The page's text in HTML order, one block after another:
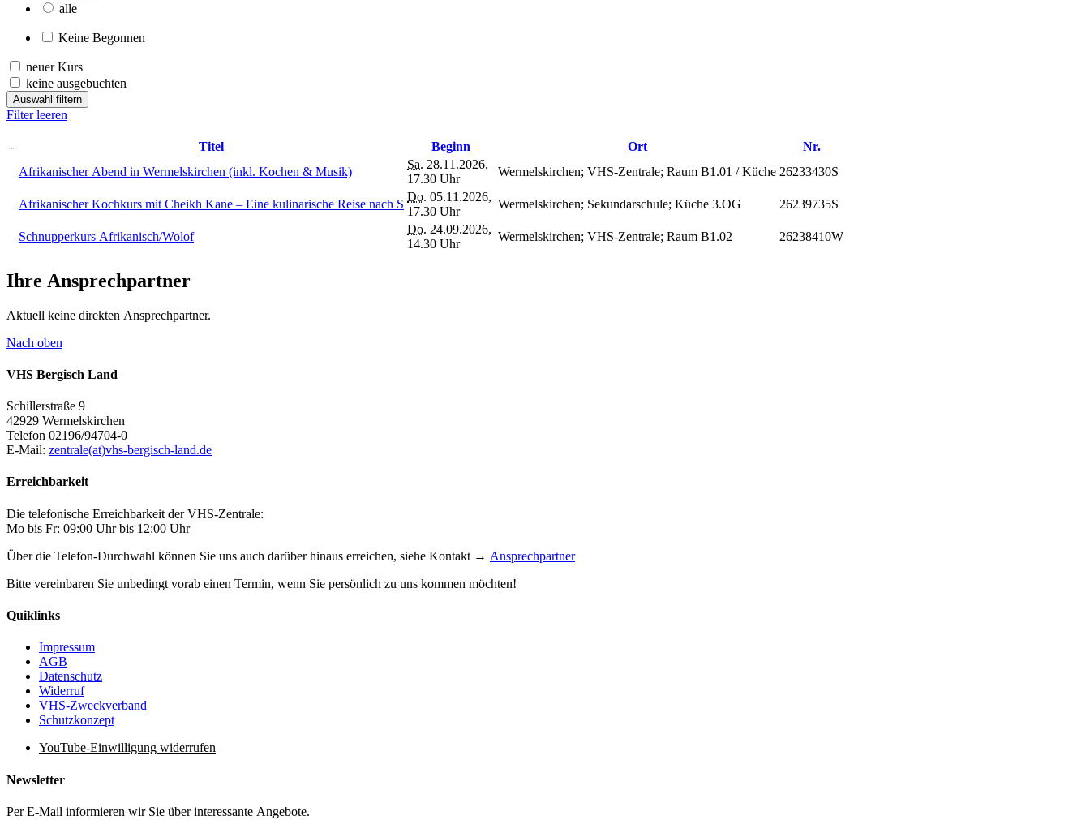
alle
Keine Begonnen
neuer Kurs
keine ausgebuchten
Auswahl filtern
Filter leeren
– Titel Beginn Ort
Nr.
Afrikanischer Abend in Wermelskirchen (inkl. Kochen & Musik)
Sa. 28.11.2026,
17.30 Uhr
Wermelskirchen; VHS-Zentrale; Raum B1.01 / Küche 26233430S
Afrikanischer Kochkurs mit Cheikh Kane – Eine kulinarische Reise nach S
Do. 05.11.2026,
17.30 Uhr
Wermelskirchen; Sekundarschule; Küche 3.OG 26239735S
Schnupperkurs Afrikanisch/Wolof
Do. 24.09.2026,
14.30 Uhr
Wermelskirchen; VHS-Zentrale; Raum B1.02 26238410W
Ihre Ansprechpartner
Aktuell keine direkten Ansprechpartner.
Nach oben
VHS Bergisch Land
Schillerstraße 9
42929 Wermelskirchen
Telefon 02196/94704-0
E-Mail: zentrale(at)vhs-bergisch-land.de
Erreichbarkeit
Die telefonische Erreichbarkeit der VHS-Zentrale:
Mo bis Fr: 09:00 Uhr bis 12:00 Uhr
Über die Telefon-Durchwahl können Sie uns auch darüber hinaus erreichen, siehe Kontakt → Ansprechpartner
Bitte vereinbaren Sie unbedingt vorab einen Termin, wenn Sie persönlich zu uns kommen möchten!
Quiklinks
Impressum
AGB
Datenschutz
Widerruf
VHS-Zweckverband
Schutzkonzept
YouTube-Einwilligung widerrufen
Newsletter
Per E-Mail informieren wir Sie über interessante Angebote.